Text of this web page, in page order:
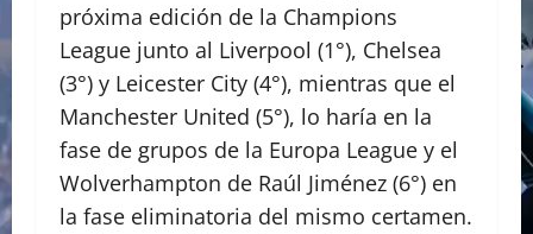
próxima edición de la Champions
League junto al Liverpool (1°), Chelsea
(3°) y Leicester City (4°), mientras que el
Manchester United (5°), lo haría en la
fase de grupos de la Europa League y el
Wolverhampton de Raúl Jiménez (6°) en
la fase eliminatoria del mismo certamen.